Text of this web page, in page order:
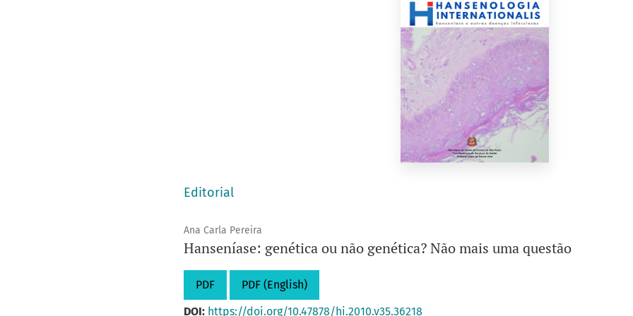
Editorial
Ana Carla Pereira
Hanseníase: genética ou não genética? Não mais uma questão
PDF
PDF (English)
DOI: https://doi.org/10.47878/hi.2010.v35.36218